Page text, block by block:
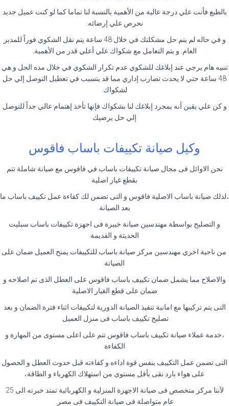
بالطبع فأنت علي درجة عالية من الأهمية بالنسبة لنا تماما كما لو كنت عميل جديد
نحرص علي إرضائه.
و في حاله لم يتم حل مشكلتك في خلال 48 ساعة يتم نقل الشكوي فوراً للمدير
العام. و يتم التعامل مع شكواك علي أعلي قدر من الأهمية.
تنبيه هام يرجي عند إبلاغك للشكوي عدم تكرار الشكوي في خلال مده الحل و هي
48 ساعة حتي لا يحدث تضارب إداري مما قد يتسبب في تعطيل التوصل إلي حل
لشكواك.
و كن علي يقين أنه بمجرد إبلاغك لنا بشكواك فإنها تأخذ إهتمام عالي جداً للتوصل
إلي حل يرضيك
وكيل صيانة تكييفات باساب فاقوس
نحن الاوائل فى مجال صيانة تكييفات باساب في فاقوس مع صيانة شاملة تتم
بقطع غيار اصلية
،لذلك صيانة باساب الاصلية فاقوس و التى تضمن لك كفاءة عمل تكييف باساب ما
بعد الصيانة
و التصليح بواسطة مهندسين صيانة خبيرة فى اجهزة تكييفات باساب سبليت
الحديثة و القديمة
من ناحية اخري مهندسين مركز صيانة باساب للتكييفات يمنح العميل ضمان على
الصيانة
والاصلاح مما يشمل ضمان تكييف باساب فاقوس على العطل الذى تم اصلاحه و
ضمان على قطع الغيار الاصلية
التى يتم تركيبها مع امانية تنفيذ الصيانة الدورية لتكييفات اثناء فترة الضمان و بعد
تصليح تكييف باساب فى منزل العميل.
،خدمة عملاء صيانة تكييف باساب فاقوس تتم على اعلى مستوى من المهارة و
الكفاءة
التى تضمن عمل التكييف بنفس قوة اداءه و كفاءته قبل حدوث العطل و الحصول
على هواء بارد نقى بأقل مستوى من استهلاك الكهرباء و الطاقة،
لآننا مركز متخصص فى صيانة الاجهزة المنزلية و الكهربائية تمتد خبرته الى 25
عام متواصلة فى صيانة التكييف فى مصر.